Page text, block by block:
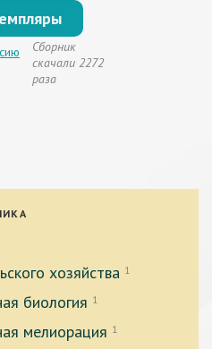
Сборник
скачали 2272
раза
хозяйства 1
биология 1
мелиорация 1